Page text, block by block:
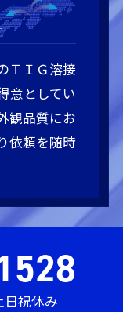
ＴＩＧ溶接
意としてい
観品質にお
依頼を随時
日祝休み